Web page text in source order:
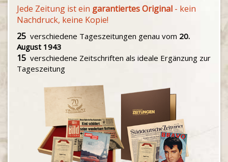
Jede Zeitung ist ein garantiertes Original - kein
Nachdruck, keine Kopie!
25 verschiedene Tageszeitungen genau vom 20.
August 1943
15 verschiedene Zeitschriften als ideale Ergänzung zur
Tageszeitung